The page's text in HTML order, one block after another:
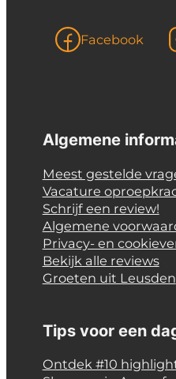
Facebook
Algemene
Meest gestelde
Vacature
Schrijf een review!
Algemene
Privacy- en
Bekijk alle reviews
Groeten uit Leusden
Tips voor een
Ontdek #10